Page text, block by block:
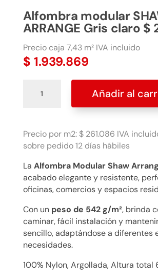
Alfombra modular
ARRANGE Gris claro $
Precio caja 7,43 m² IVA incluido
$ 1.939.869
modular
Gris
claro
261.086
cantidad
Añadir al
Precio por m2: $ 261.086 IVA
sobre pedido 12 días hábiles
La Alfombra Modular Shaw
acabado elegante y resistente,
oficinas, comercios y espacios
Con un peso de 542 g/m², brinda
caminar, fácil instalación y
sencillo, adaptándose a diferentes
necesidades.
100% Nylon, Argollada, Altura total